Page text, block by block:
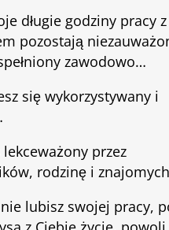
długie godziny pracy
pozostają
zawodowo…
się wykorzystywany i
przez
rodzinę i
lubisz swojej pracy,